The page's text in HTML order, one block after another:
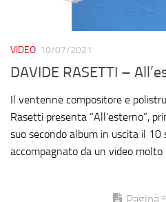
VIDEO 10/07/2021
DAVIDE RASETTI –
Il ventenne compositore e
Rasetti presenta “All’esterno”,
suo secondo album in uscita il
accompagnato da un video molto
Pagina